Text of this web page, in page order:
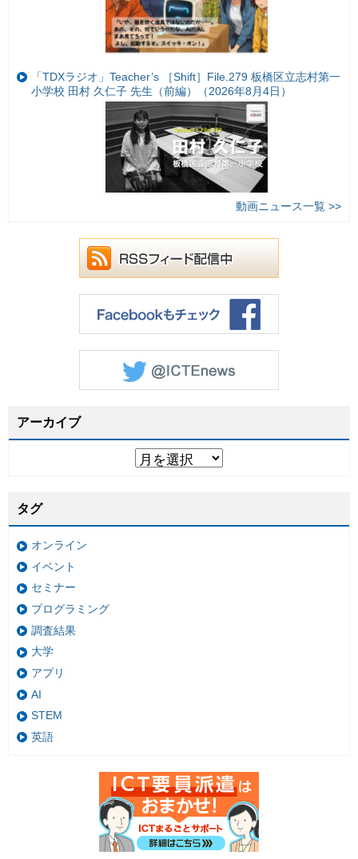
「TDXラジオ」Teacher’s ［Shift］File.279 板橋区立志村第一
小学校 田村 久仁子 先生（前編）（2026年8月4日）
動画ニュース一覧 >>
アーカイブ
タグ
オンライン
イベント
セミナー
プログラミング
調査結果
大学
アプリ
AI
STEM
英語